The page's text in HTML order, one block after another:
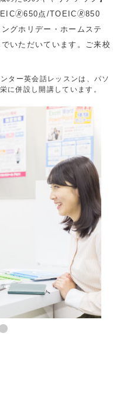
点/TOEIC🄬850
グホリデー・ホームステ
いただいています。ご来校
ター英会話レッスンは、パソ
に併設し開講しています。